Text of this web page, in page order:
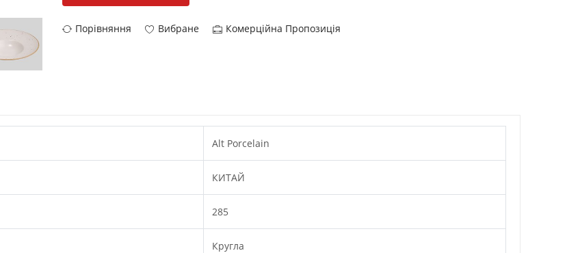
Порівняння Вибране Комерційна Пропозиція
Alt Porcelain
КИТАЙ
285
Кругла